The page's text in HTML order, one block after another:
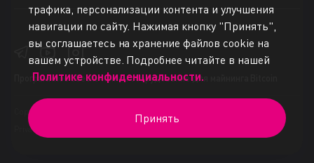
Программное обеспечениеи оборудование для майнинга Bitcoin
Copyright © 2015-2025 BiXBiT. All rights reserved.
Privacy Policy
трафика, персонализации контента и улучшения
навигации по сайту. Нажимая кнопку "Принять",
вы соглашаетесь на хранение файлов cookie на
вашем устройстве. Подробнее читайте в нашей
Политике конфиденциальности.
Принять